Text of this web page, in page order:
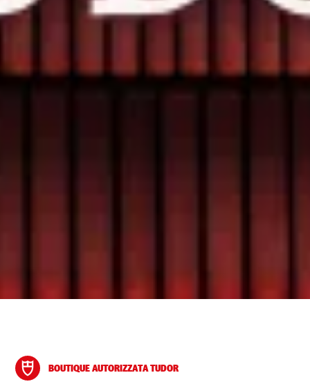
BOUTIQUE AUTORIZZATA TUDOR